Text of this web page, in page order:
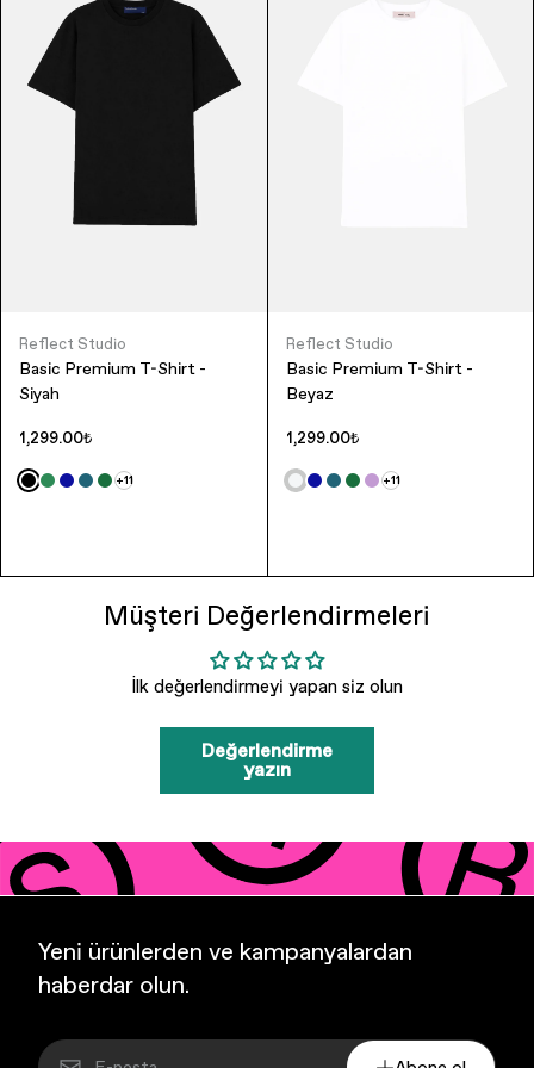
Reflect Studio
Basic Premium T-Shirt -
Siyah
1,299.00₺
+11
Reflect Studio
Basic Premium T-Shirt -
Beyaz
1,299.00₺
+11
Müşteri Değerlendirmeleri
İlk değerlendirmeyi yapan siz olun
Değerlendirme
yazın
Yeni ürünlerden ve kampanyalardan
haberdar olun.